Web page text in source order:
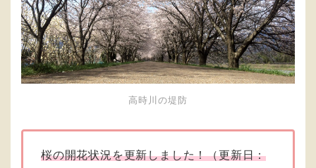
高時川の堤防
桜の開花状況を更新しました！（更新日：